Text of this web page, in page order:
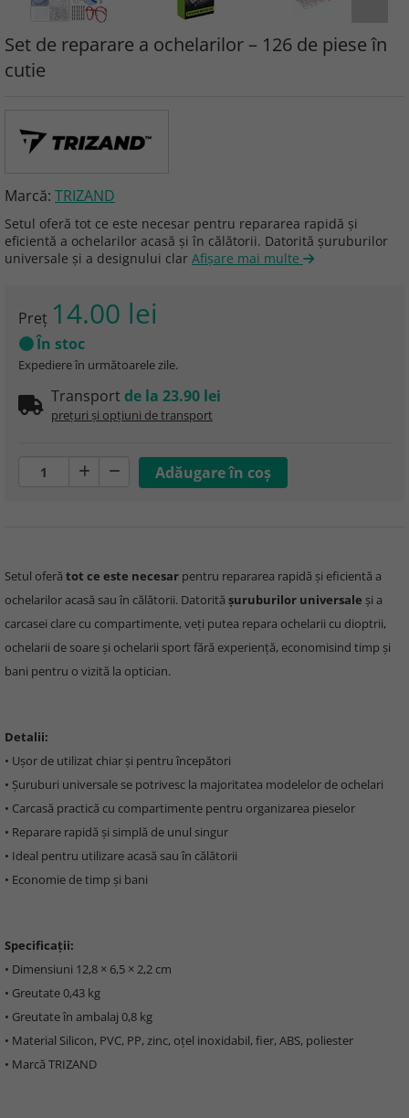
Set de reparare a ochelarilor – 126 de piese în
cutie
Marcă: TRIZAND
Setul oferă tot ce este necesar pentru repararea rapidă și
eficientă a ochelarilor acasă și în călătorii. Datorită șuruburilor
universale și a designului clar Afişare mai multe
Preţ 14.00 lei
În stoc
Expediere în următoarele zile.
Transport de la 23.90 lei
prețuri și opțiuni de transport
Setul oferă tot ce este necesar pentru repararea rapidă și eficientă a
ochelarilor acasă sau în călătorii. Datorită șuruburilor universale și a
carcasei clare cu compartimente, veți putea repara ochelarii cu dioptrii,
ochelarii de soare și ochelarii sport fără experiență, economisind timp și
bani pentru o vizită la optician.
Detalii:
• Ușor de utilizat chiar și pentru începători
• Șuruburi universale se potrivesc la majoritatea modelelor de ochelari
• Carcasă practică cu compartimente pentru organizarea pieselor
• Reparare rapidă și simplă de unul singur
• Ideal pentru utilizare acasă sau în călătorii
• Economie de timp și bani
Specificații:
• Dimensiuni 12,8 × 6,5 × 2,2 cm
• Greutate 0,43 kg
• Greutate în ambalaj 0,8 kg
• Material Silicon, PVC, PP, zinc, oțel inoxidabil, fier, ABS, poliester
• Marcă TRIZAND